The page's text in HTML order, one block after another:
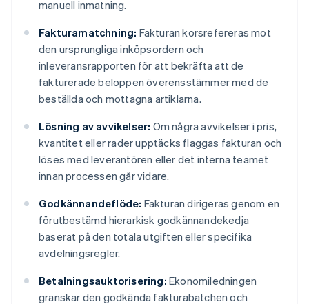
manuell inmatning.
Fakturamatchning: Fakturan korsrefereras mot
den ursprungliga inköpsordern och
inleveransrapporten för att bekräfta att de
fakturerade beloppen överensstämmer med de
beställda och mottagna artiklarna.
Lösning av avvikelser: Om några avvikelser i pris,
kvantitet eller rader upptäcks flaggas fakturan och
löses med leverantören eller det interna teamet
innan processen går vidare.
Godkännandeflöde: Fakturan dirigeras genom en
förutbestämd hierarkisk godkännandekedja
baserat på den totala utgiften eller specifika
avdelningsregler.
Betalningsauktorisering: Ekonomiledningen
granskar den godkända fakturabatchen och